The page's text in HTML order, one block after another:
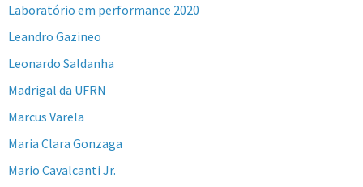
Laboratório em performance 2020
Leandro Gazineo
Leonardo Saldanha
Madrigal da UFRN
Marcus Varela
Maria Clara Gonzaga
Mario Cavalcanti Jr.